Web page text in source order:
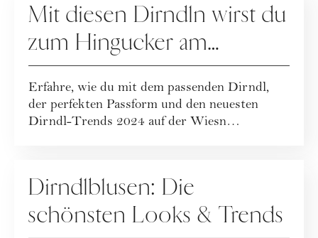
Mit diesen Dirndln wirst du
zum Hingucker am
Oktoberfest
Erfahre, wie du mit dem passenden Dirndl,
der perfekten Passform und den neuesten
Dirndl-Trends 2024 auf der Wiesn
Dirndlblusen: Die
schönsten Looks & Trends